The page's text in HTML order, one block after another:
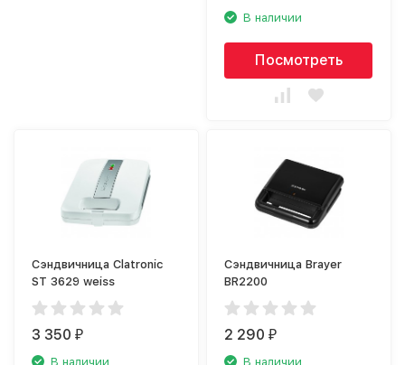
В наличии
Посмотреть
Сэндвичница Clatronic
ST 3629 weiss
3 350₽
В наличии
Сэндвичница Brayer
BR2200
2 290₽
В наличии